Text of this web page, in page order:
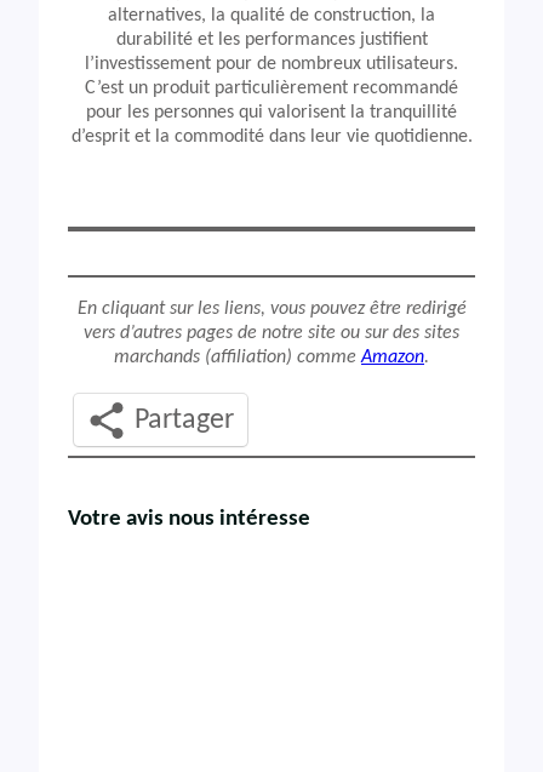
alternatives, la qualité de construction, la
durabilité et les performances justifient
l’investissement pour de nombreux utilisateurs.
C’est un produit particulièrement recommandé
pour les personnes qui valorisent la tranquillité
d’esprit et la commodité dans leur vie quotidienne.
En cliquant sur les liens, vous pouvez être redirigé
vers d’autres pages de notre site ou sur des sites
marchands (affiliation) commeAmazon.
Partager
Votre avis nous intéresse